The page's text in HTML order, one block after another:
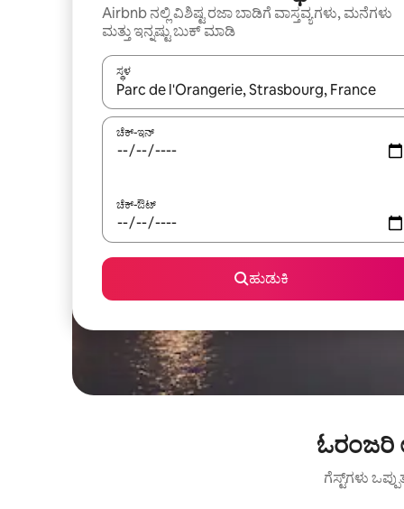
Airbnb ನಲ್ಲಿ ವಿಶಿಷ್ಟ ರಜಾ ಬಾಡಿಗೆ ವಾಸ್ತವ್ಯಗಳು, ಮನೆಗಳು
ಮತ್ತು ಇನ್ನಷ್ಟು ಬುಕ್ ಮಾಡಿ
ಸ್ಥಳ
ಫಲಿತಾಂಶಗಳು ಲಭ್ಯವಿರುವಾಗ, ಅಪ್ ಮತ್ತು ಡೌನ್ ಬಾಣದ
ಚೆಕ್-ಇನ್
ಚೆಕ್-ಔಟ್
ಹುಡುಕಿ
ಓರಂಜರಿ
ಗೆಸ್ಟ್‌ಗಳು